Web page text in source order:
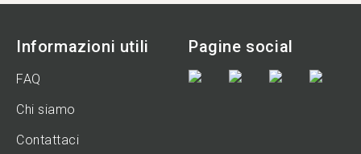
Informazioni utili
FAQ
Chi siamo
Contattaci
Pagine social